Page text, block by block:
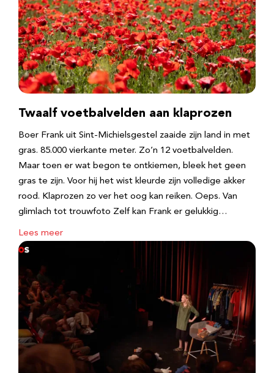
Twaalf voetbalvelden aan klaprozen
Boer Frank uit Sint-Michielsgestel zaaide zijn land in met
gras. 85.000 vierkante meter. Zo’n 12 voetbalvelden.
Maar toen er wat begon te ontkiemen, bleek het geen
gras te zijn. Voor hij het wist kleurde zijn volledige akker
rood. Klaprozen zo ver het oog kan reiken. Oeps. Van
glimlach tot trouwfoto Zelf kan Frank er gelukkig…
Lees meer